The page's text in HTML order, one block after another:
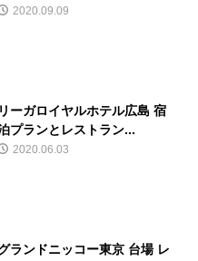
2020.09.09
リーガロイヤルホテル広島 宿
プランとレストラン...
2020.06.03
ランドニッコー東京 台場 レ